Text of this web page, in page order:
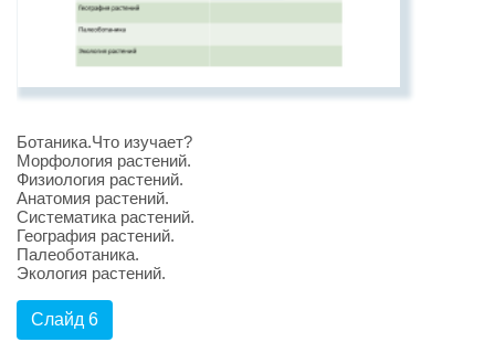
Ботаника.Что изучает?
Морфология растений.
Физиология растений.
Анатомия растений.
Систематика растений.
География растений.
Палеоботаника.
Экология растений.
Слайд 6